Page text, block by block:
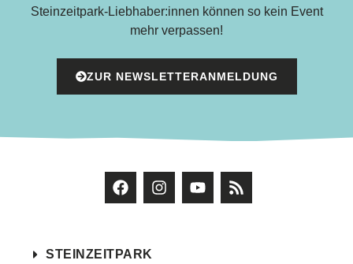
Steinzeitpark-Liebhaber:innen können so kein Event
mehr verpassen!
ZUR NEWSLETTERANMELDUNG
STEINZEITPARK